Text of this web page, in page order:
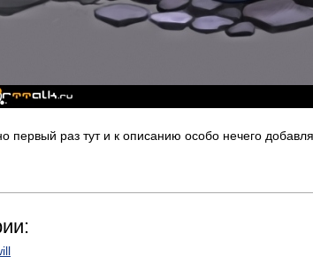
первый раз тут и к описанию особо нечего